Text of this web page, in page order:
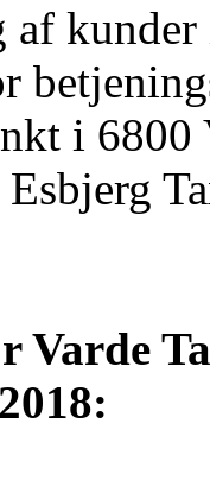
af kunder
i 6800
Varde